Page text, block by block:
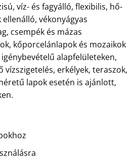
víz- és fagyálló, flexibilis, hő-
vékonyágyas
csempék és mázas
kőporcelánlapok és mozaikok
alapfelületeken,
vízszigetelés, erkélyek, teraszok,
lapok esetén is ajánlott,